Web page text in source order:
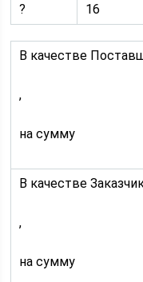
?
16
В качестве
,
на сумму
В качестве
,
на сумму